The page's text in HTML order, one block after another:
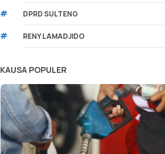
# DPRD SULTENG
# RENY LAMADJIDO
KAUSA POPULER